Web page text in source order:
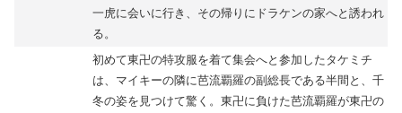
一虎に会いに行き、その帰りにドラケンの家へと誘われ
る。
初めて東卍の特攻服を着て集会へと参加したタケミチ
は、マイキーの隣に芭流覇羅の副総長である半間と、千
冬の姿を見つけて驚く。東卍に負けた芭流覇羅が東卍の